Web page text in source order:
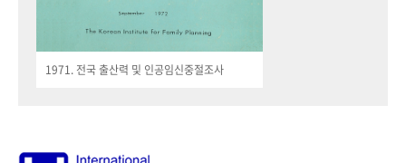
1971. 전국 출산력 및 인공임신중절조사